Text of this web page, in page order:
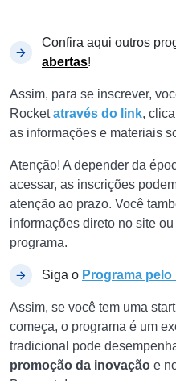
Confira aqui outros
abertas!
Assim, para se inscrever,
Rocketatravés do link,
as informações e materiais
Atenção! A depender da
acessar, as inscrições
atenção ao prazo. Você
informações direto no site
programa.
Siga o Programa
Assim, se você tem uma
começa, o programa é um
tradicional pode
promoção da inovação e